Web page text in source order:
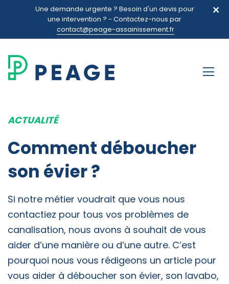
Une demande urgente ? Besoin d'un devis pour
une intervention ? - Contactez-nous par
contact@peage-assainissement.fr
ACTUALITÉ
Comment déboucher
son évier ?
Si notre métier voudrait que vous nous
contactiez pour tous vos problèmes de
canalisation, nous avons à souhait de vous
aider d’une manière ou d’une autre. C’est
pourquoi nous vous rédigeons un article pour
vous aider à déboucher son évier, son lavabo,